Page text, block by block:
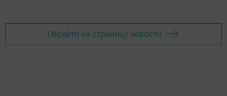
Перейти на страницу новости